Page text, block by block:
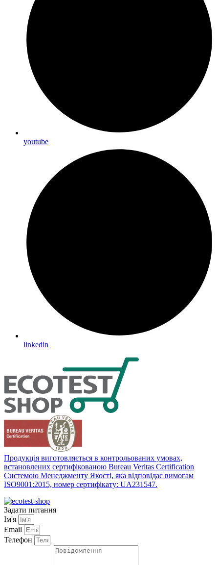
youtube
linkedin
Продукція виготовляється в контрольованих умовах,
встановлених сертифікованою Bureau Veritas Certification
Системою Менеджменту Якості, яка відповідає вимогам
ISO9001:2015, номер сертифікату: UA231547.
Задати питання
Ім'я
Email
Телефон